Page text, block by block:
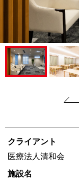
クライアント
医療法人清和会
施設名